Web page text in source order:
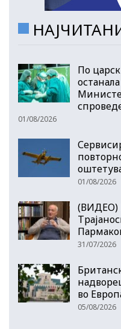
По
01/08/2026
01/08/2026
(ВИДЕО)
31/07/2026
во
05/08/2026